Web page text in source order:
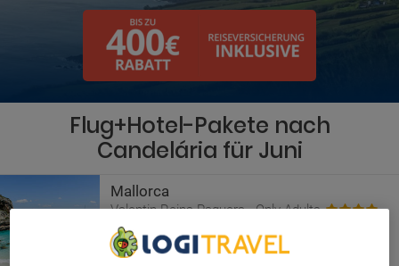
Flug+Hotel-Pakete nach
Candelária für Juni
Mallorca
Valentin Reina Paguera - Only Adults